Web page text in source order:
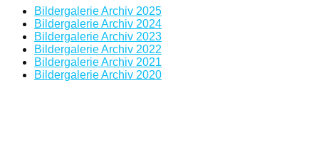
Bildergalerie Archiv 2025
Bildergalerie Archiv 2024
Bildergalerie Archiv 2023
Bildergalerie Archiv 2022
Bildergalerie Archiv 2021
Bildergalerie Archiv 2020